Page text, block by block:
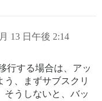
13 日午後 2:14
行する場合は、アッ
、まずサブスクリ
そうしないと、バッ